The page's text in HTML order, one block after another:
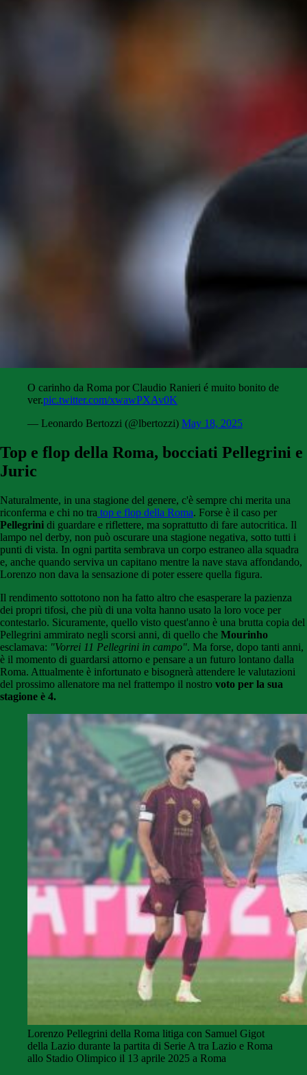
O carinho da Roma por Claudio Ranieri é muito bonito de
ver.pic.twitter.com/xwawPXAv0K
— Leonardo Bertozzi (@lbertozzi) May 18, 2025
Top e flop della Roma, bocciati Pellegrini e
Juric
Naturalmente, in una stagione del genere, c'è sempre chi merita una
riconferma e chi no tra top e flop della Roma. Forse è il caso per
Pellegrini di guardare e riflettere, ma soprattutto di fare autocritica. Il
lampo nel derby, non può oscurare una stagione negativa, sotto tutti i
punti di vista. In ogni partita sembrava un corpo estraneo alla squadra
e, anche quando serviva un capitano mentre la nave stava affondando,
Lorenzo non dava la sensazione di poter essere quella figura.
Il rendimento sottotono non ha fatto altro che esasperare la pazienza
dei propri tifosi, che più di una volta hanno usato la loro voce per
contestarlo. Sicuramente, quello visto quest'anno è una brutta copia del
Pellegrini ammirato negli scorsi anni, di quello che Mourinho
esclamava: "Vorrei 11 Pellegrini in campo". Ma forse, dopo tanti anni,
è il momento di guardarsi attorno e pensare a un futuro lontano dalla
Roma. Attualmente è infortunato e bisognerà attendere le valutazioni
del prossimo allenatore ma nel frattempo il nostro voto per la sua
stagione è 4.
Lorenzo Pellegrini della Roma litiga con Samuel Gigot
della Lazio durante la partita di Serie A tra Lazio e Roma
allo Stadio Olimpico il 13 aprile 2025 a Roma